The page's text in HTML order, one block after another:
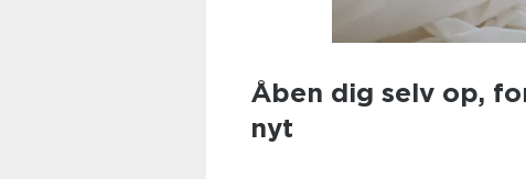
Åben dig selv op,